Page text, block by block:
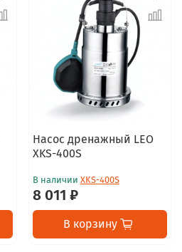
Насос дренажный LEO
XKS-400S
В наличии XKS-400S
8 011 ₽
В корзину